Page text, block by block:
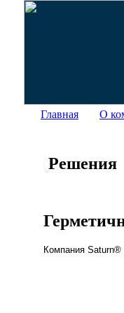
Главная О
Решения
Компания Saturn®